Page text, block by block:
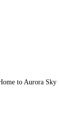
to Aurora